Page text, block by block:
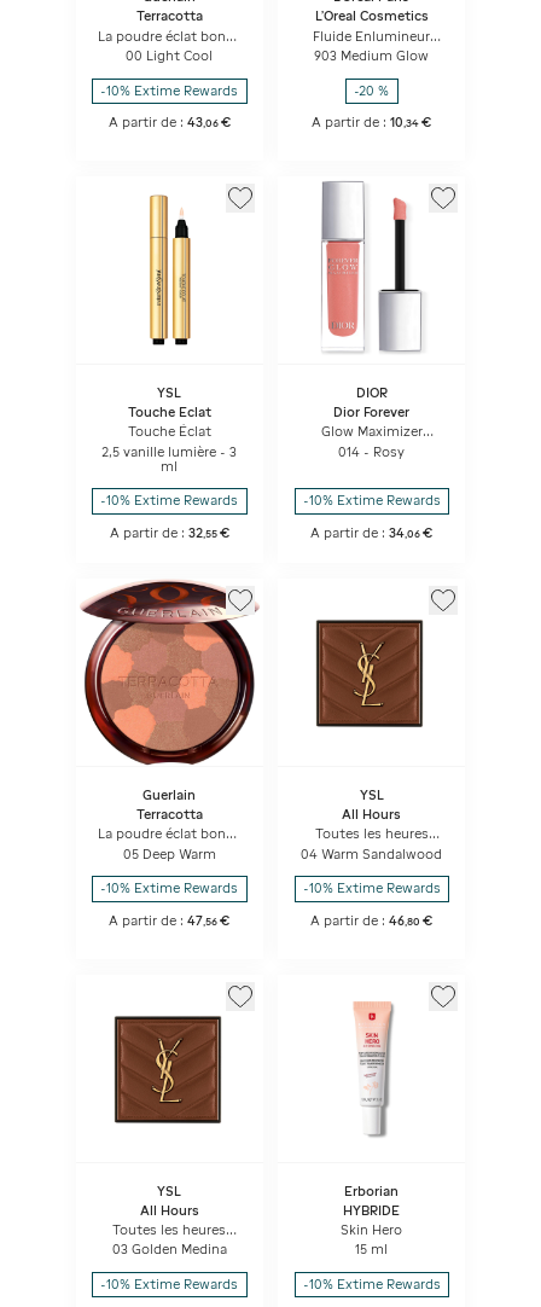
Terracotta
La poudre éclat bonne
mine naturelle Light -
96% d'ingrédients
d'origine naturelle
00 Light Cool
-10% Extime Rewards
A partir de : 43,06 €
L'Oreal Cosmetics
Fluide Enlumineur
Eclat Lumi Glotion
Eclat Moyen
903 Medium Glow
-20 %
A partir de :10,34 €
YSL
Touche Eclat
Touche Éclat
2,5 vanille lumière - 3
ml
-10% Extime Rewards
A partir de : 32,55 €
DIOR
Dior Forever
Glow Maximizer
Highlighter Liquide
Longue Tenue
014 - Rosy
-10% Extime Rewards
A partir de :34,06 €
Guerlain
Terracotta
La poudre éclat bonne
mine naturelle Light -
96% d'ingrédients
d'origine naturelle
05 Deep Warm
-10% Extime Rewards
A partir de :47,56 €
YSL
All Hours
Toutes les heures
Hyper Bronze
04 Warm Sandalwood
-10% Extime Rewards
A partir de :46,80 €
YSL
All Hours
Toutes les heures
Hyper Bronze
03 Golden Medina
-10% Extime Rewards
Erborian
HYBRIDE
Skin Hero
15 ml
-10% Extime Rewards